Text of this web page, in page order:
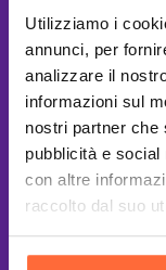
Utilizziamo i
annunci, per
analizzare il
informazioni sul
nostri partner che
pubblicità e
con altre
raccolto dal suo